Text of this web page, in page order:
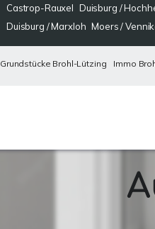
Castrop-Rauxel Duisburg /
Duisburg / Marxloh Moers /
Grundstücke Brohl-Lützing Immo